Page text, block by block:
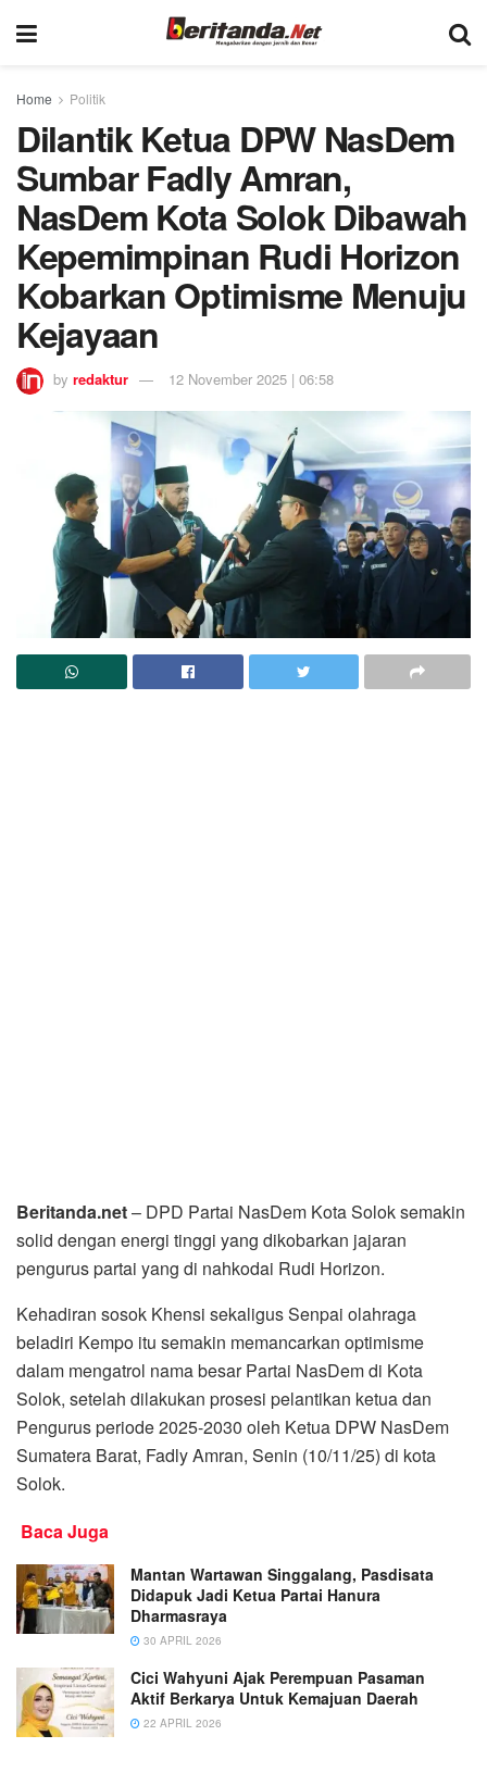
Home Politik
Dilantik Ketua DPW NasDem
Sumbar Fadly Amran,
NasDem Kota Solok Dibawah
Kepemimpinan Rudi Horizon
Kobarkan Optimisme Menuju
Kejayaan
by redaktur 12 November 2025 | 06:58
Beritanda.net– DPD Partai NasDem Kota Solok semakin
solid dengan energi tinggi yang dikobarkan jajaran
pengurus partai yang di nahkodai Rudi Horizon.
Kehadiran sosok Khensi sekaligus Senpai olahraga
beladiri Kempo itu semakin memancarkan optimisme
dalam mengatrol nama besar Partai NasDem di Kota
Solok, setelah dilakukan prosesi pelantikan ketua dan
Pengurus periode 2025-2030 oleh Ketua DPW NasDem
Sumatera Barat, Fadly Amran, Senin (10/11/25) di kota
Solok.
Baca Juga
Mantan Wartawan Singgalang, Pasdisata
Didapuk Jadi Ketua Partai Hanura
Dharmasraya
30 APRIL 2026
Cici Wahyuni Ajak Perempuan Pasaman
Aktif Berkarya Untuk Kemajuan Daerah
22 APRIL 2026